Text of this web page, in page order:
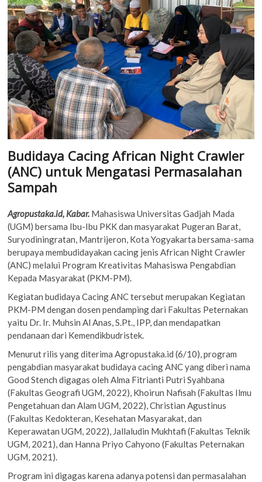
Budidaya Cacing African Night Crawler
(ANC) untuk Mengatasi Permasalahan
Sampah
Agropustaka.id, Kabar. Mahasiswa Universitas Gadjah Mada
(UGM) bersama Ibu-Ibu PKK dan masyarakat Pugeran Barat,
Suryodiningratan, Mantrijeron, Kota Yogyakarta bersama-sama
berupaya membudidayakan cacing jenis African Night Crawler
(ANC) melalui Program Kreativitas Mahasiswa Pengabdian
Kepada Masyarakat (PKM-PM).
Kegiatan budidaya Cacing ANC tersebut merupakan Kegiatan
PKM-PM dengan dosen pendamping dari Fakultas Peternakan
yaitu Dr. Ir. Muhsin Al Anas, S.Pt., IPP, dan mendapatkan
pendanaan dari Kemendikbudristek.
Menurut rilis yang diterima Agropustaka.id (6/10), program
pengabdian masyarakat budidaya cacing ANC yang diberi nama
Good Stench digagas oleh Alma Fitrianti Putri Syahbana
(Fakultas Geografi UGM, 2022), Khoirun Nafisah (Fakultas Ilmu
Pengetahuan dan Alam UGM, 2022), Christian Agustinus
(Fakultas Kedokteran, Kesehatan Masyarakat, dan
Keperawatan UGM, 2022), Jallaludin Mukhtafi (Fakultas Teknik
UGM, 2021), dan Hanna Priyo Cahyono (Fakultas Peternakan
UGM, 2021).
Program ini digagas karena adanya potensi dan permasalahan